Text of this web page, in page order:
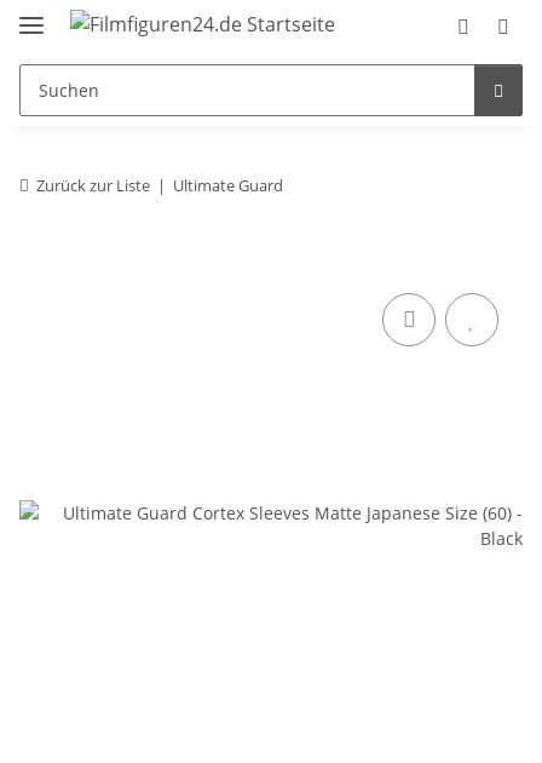
Zurück zur Liste Ultimate Guard